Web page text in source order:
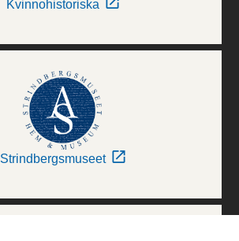
Kvinnohistoriska
Strindbergsmuseet